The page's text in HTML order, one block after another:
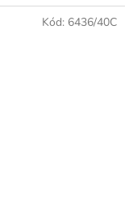
Kód: 6436/40C